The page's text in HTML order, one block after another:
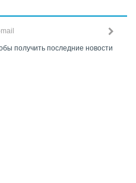
получить последние новости